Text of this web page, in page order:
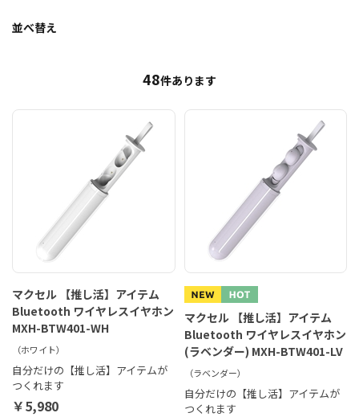
並べ替え
48件あります
マクセル 【推し活】アイテム
Bluetooth ワイヤレスイヤホン
MXH-BTW401-WH
（ホワイト）
自分だけの【推し活】アイテムが
つくれます
￥5,980
マクセル 【推し活】アイテム
Bluetooth ワイヤレスイヤホン
(ラベンダー) MXH-BTW401-LV
（ラベンダー）
自分だけの【推し活】アイテムが
つくれます